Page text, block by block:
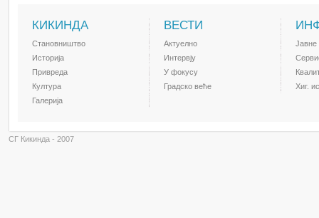
КИКИНДА
Становништво
Историја
Привреда
Култура
Галерија
ВЕСТИ
Актуелно
Интервју
У фокусу
Градско веће
Јавне
Хиг.
СГ Кикинда - 2007